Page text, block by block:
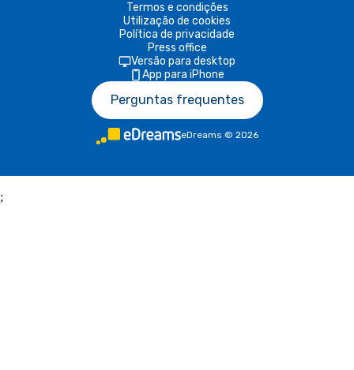
Termos e condições
Utilização de cookies
Política de privacidade
Press office
Versão para desktop
App para iPhone
Perguntas frequentes
eDreams © 2026
;